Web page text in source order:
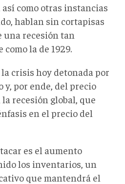
como otras instancias
hablan sin cortapisas
una recesión tan
la de 1929.
crisis hoy detonada por
y, por ende, del precio
recesión global, que
en el precio del
es el aumento
los inventarios, un
que mantendrá el